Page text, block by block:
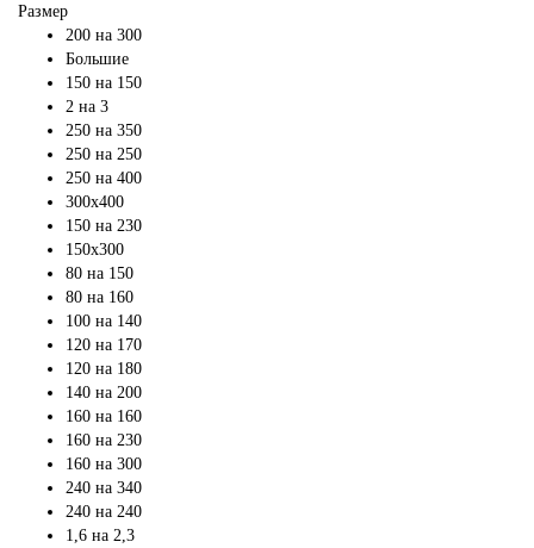
Размер
200 на 300
Большие
150 на 150
2 на 3
250 на 350
250 на 250
250 на 400
300х400
150 на 230
150х300
80 на 150
80 на 160
100 на 140
120 на 170
120 на 180
140 на 200
160 на 160
160 на 230
160 на 300
240 на 340
240 на 240
1,6 на 2,3